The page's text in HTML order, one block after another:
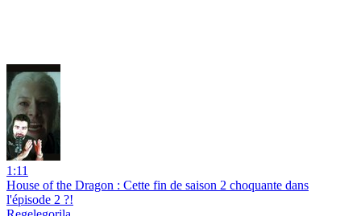
1:11
House of the Dragon : Cette fin de saison 2 choquante dans
l'épisode 2 ?!